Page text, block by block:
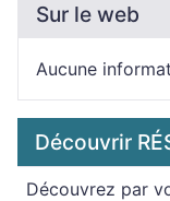
Sur le web
Aucune
Découvrir
Découvrez par